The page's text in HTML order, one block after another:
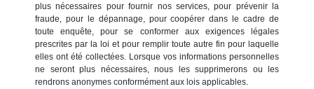
plus nécessaires pour fournir nos services, pour prévenir la
fraude, pour le dépannage, pour coopérer dans le cadre de
toute enquête, pour se conformer aux exigences légales
prescrites par la loi et pour remplir toute autre fin pour laquelle
elles ont été collectées. Lorsque vos informations personnelles
ne seront plus nécessaires, nous les supprimerons ou les
rendrons anonymes conformément aux lois applicables.